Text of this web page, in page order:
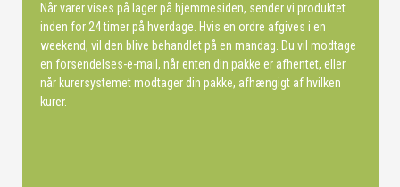
Når varer vises på lager på hjemmesiden, sender vi produktet
inden for 24 timer på hverdage. Hvis en ordre afgives i en
weekend, vil den blive behandlet på en mandag. Du vil modtage
en forsendelses-e-mail, når enten din pakke er afhentet, eller
når kurersystemet modtager din pakke, afhængigt af hvilken
kurer.